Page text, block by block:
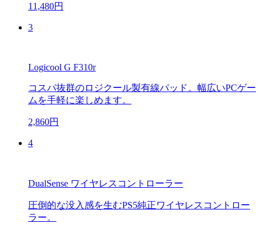
11,480円
3
Logicool G F310r
コスパ抜群のロジクール製有線パッド。幅広いPCゲー
ムを手軽に楽しめます。
2,860円
4
DualSense ワイヤレスコントローラー
圧倒的な没入感を生むPS5純正ワイヤレスコントロー
ラー。